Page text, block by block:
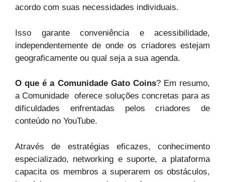
acordo com suas necessidades individuais.
Isso garante conveniência e acessibilidade,
independentemente de onde os criadores estejam
geograficamente ou qual seja a sua agenda.
O que é a Comunidade Gato Coins? Em resumo,
a Comunidade oferece soluções concretas para as
dificuldades enfrentadas pelos criadores de
conteúdo no YouTube.
Através de estratégias eficazes, conhecimento
especializado, networking e suporte, a plataforma
capacita os membros a superarem os obstáculos,